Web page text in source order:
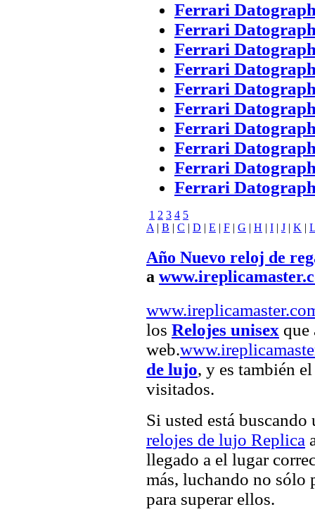
Ferrari
Ferrari
Ferrari
Ferrari
Ferrari
Ferrari
Ferrari
Ferrari
Ferrari
Ferrari
1 2 3 4 5
A | B | C | D | E | F | G | H | I | J | K | L
Año Nuevo reloj de
a
los Relojes unisex que
web.
de lujo, y es también
visitados.
Si usted está
relojes de lujo Replica
llegado a el lugar
más, luchando no sólo
para superar ellos.